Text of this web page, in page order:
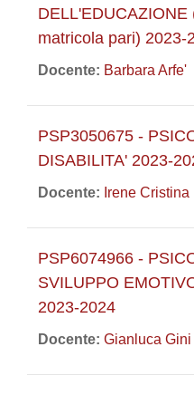
DELL'EDUCAZIONE
matricola pari) 2023-
Docente: Barbara Arfe'
PSP3050675 -
DISABILITA' 2023-
Docente: Irene
PSP6074966 -
SVILUPPO
2023-2024
Docente: Gianluca Gini